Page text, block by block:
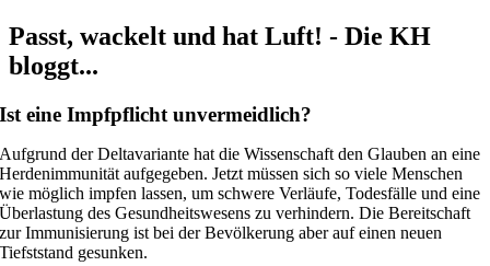
Passt, wackelt und hat Luft! - Die KH
bloggt...
Ist eine Impfpflicht unvermeidlich?
Aufgrund der Deltavariante hat die Wissenschaft den Glauben an eine
Herdenimmunität aufgegeben. Jetzt müssen sich so viele Menschen
wie möglich impfen lassen, um schwere Verläufe, Todesfälle und eine
Überlastung des Gesundheitswesens zu verhindern. Die Bereitschaft
zur Immunisierung ist bei der Bevölkerung aber auf einen neuen
Tiefststand gesunken.